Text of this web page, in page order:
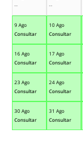
--
--
9 Ago
Consultar
10 Ago
Consultar
16 Ago
Consultar
17 Ago
Consultar
23 Ago
Consultar
24 Ago
Consultar
30 Ago
Consultar
31 Ago
Consultar